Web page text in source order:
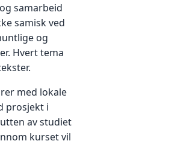
samarbeid
samisk ved
og
Hvert tema
med lokale
prosjekt i
av studiet
kurset vil